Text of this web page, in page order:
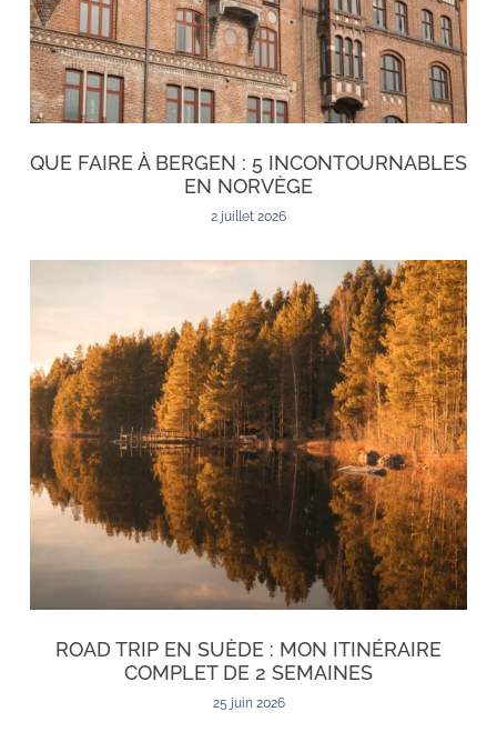
QUE FAIRE À BERGEN : 5 INCONTOURNABLES
EN NORVÈGE
2 juillet 2026
ROAD TRIP EN SUÈDE : MON ITINÉRAIRE
COMPLET DE 2 SEMAINES
25 juin 2026